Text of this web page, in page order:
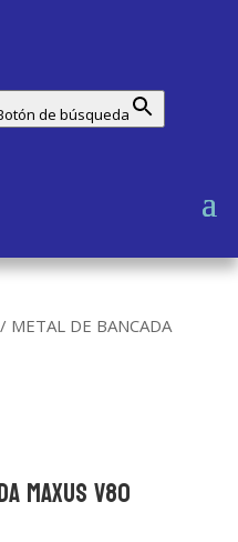
de búsqueda
/ METAL DE BANCADA
MAXUS V80